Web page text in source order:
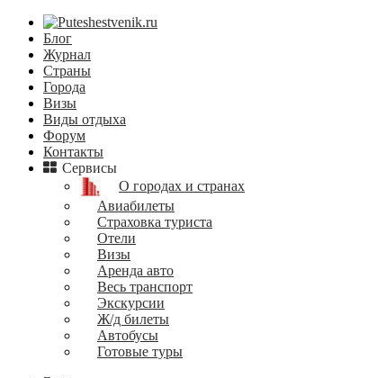
Блог
Журнал
Страны
Города
Визы
Виды отдыха
Форум
Контакты
Сервисы
О городах и странах
Авиабилеты
Страховка туриста
Отели
Визы
Аренда авто
Весь транспорт
Экскурсии
Ж/д билеты
Автобусы
Готовые туры